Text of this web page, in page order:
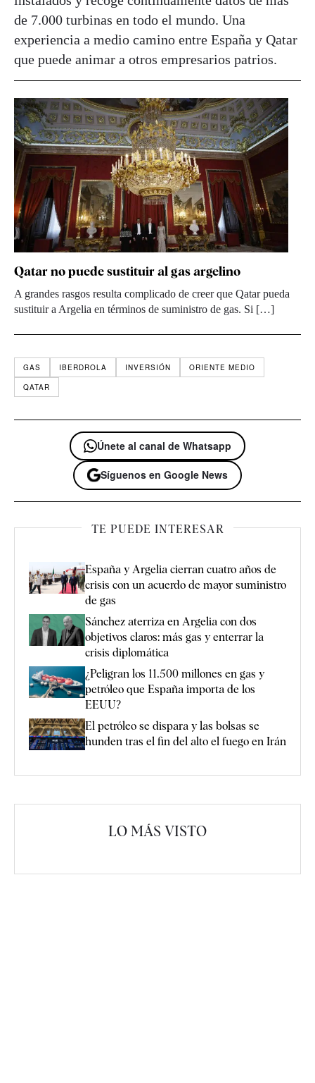
de 7.000 turbinas en todo el mundo. Una
experiencia a medio camino entre España y Qatar
que puede animar a otros empresarios patrios.
Qatar no puede sustituir al gas argelino
A grandes rasgos resulta complicado de creer que Qatar pueda
sustituir a Argelia en términos de suministro de gas. Si […]
GAS IBERDROLA INVERSIÓN
ORIENTE MEDIO
QATAR
Únete al canal de Whatsapp
Síguenos en Google News
TE PUEDE INTERESAR
España y Argelia cierran cuatro años de
crisis con un acuerdo de mayor suministro
de gas
Sánchez aterriza en Argelia con dos
objetivos claros: más gas y enterrar la
crisis diplomática
¿Peligran los 11.500 millones en gas y
petróleo que España importa de los
EEUU?
El petróleo se dispara y las bolsas se
hunden tras el fin del alto el fuego en Irán
LO MÁS VISTO